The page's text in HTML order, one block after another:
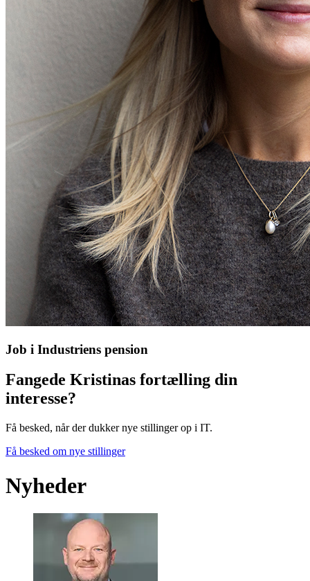
Job i Industriens pension
Fangede Kristinas fortælling din
interesse?
Få besked, når der dukker nye stillinger op i IT.
Få besked om nye stillinger
Nyheder